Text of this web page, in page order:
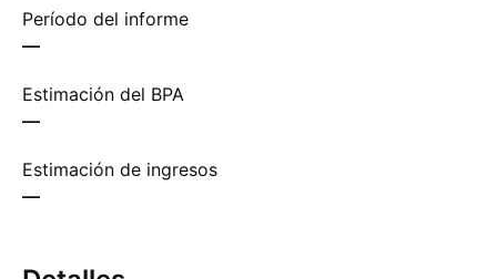
Período del informe
—
Estimación del BPA
—
Estimación de ingresos
—